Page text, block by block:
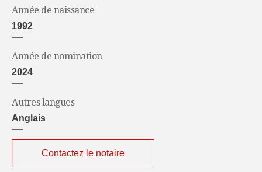
Année de naissance
1992
Année de nomination
2024
Autres langues
Anglais
Contactez le notaire